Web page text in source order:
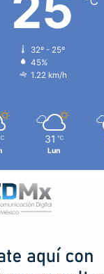
32º - 25º
45%
1.22 km/h
31 ℃
Lun